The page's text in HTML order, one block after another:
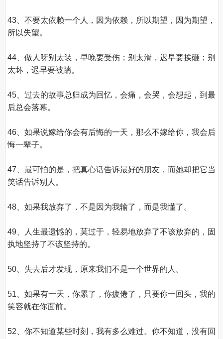
43、不要太依赖一个人，因为依赖，所以期望，因为期望，
所以失望。
44、做人呀别太装，早晚要受伤；别太滑，迟早要挨砸；别
太坏，迟早要被踹。
45、过去的故事总归成为回忆，会痛，会哭，会想起，到最
后总会落幕。
46、如果说嫁给你会有后悔的一天，那么不嫁给你，我会后
悔一辈子。
47、最可怕的是，把真心话告诉最好的朋友，而她却把它当
笑话告诉别人。
48、如果我放弃了，不是因为我输了，而是我懂了。
49、人生最遗憾的，莫过于，轻易地放弃了不该放弃的，固
执地坚持了不该坚持的。
50、失去后才发现，原来我们不是一个世界的人。
51、如果有一天，你累了，你疲倦了，只要你一回头，我的
笑容就在你面前。
52、你不知道某些时刻，我有多么难过。你不知道，没有回